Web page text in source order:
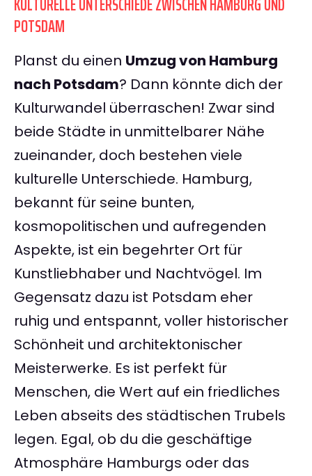
POTSDAM
Planst du einen Umzug von Hamburg
nach Potsdam? Dann könnte dich der
Kulturwandel überraschen! Zwar sind
beide Städte in unmittelbarer Nähe
zueinander, doch bestehen viele
kulturelle Unterschiede. Hamburg,
bekannt für seine bunten,
kosmopolitischen und aufregenden
Aspekte, ist ein begehrter Ort für
Kunstliebhaber und Nachtvögel. Im
Gegensatz dazu ist Potsdam eher
ruhig und entspannt, voller historischer
Schönheit und architektonischer
Meisterwerke. Es ist perfekt für
Menschen, die Wert auf ein friedliches
Leben abseits des städtischen Trubels
legen. Egal, ob du die geschäftige
Atmosphäre Hamburgs oder das